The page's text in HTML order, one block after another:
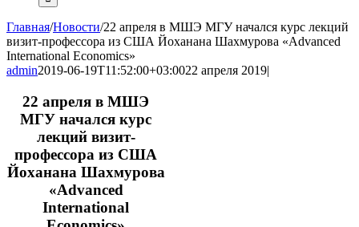
Главная/Новости/22 апреля в МШЭ МГУ начался курс лекций
визит-профессора из США Йоханана Шахмурова «Advanced
International Economics»
admin2019-06-19T11:52:00+03:0022 апреля 2019|
22 апреля в МШЭ
МГУ начался курс
лекций визит-
профессора из США
Йоханана Шахмурова
«Advanced
International